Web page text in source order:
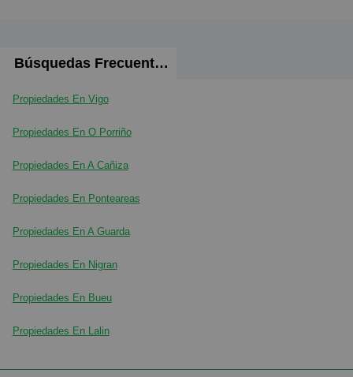
Búsquedas Frecuentes
Propiedades En Vigo
Propiedades En O Porriño
Propiedades En A Cañiza
Propiedades En Ponteareas
Propiedades En A Guarda
Propiedades En Nigran
Propiedades En Bueu
Propiedades En Lalin